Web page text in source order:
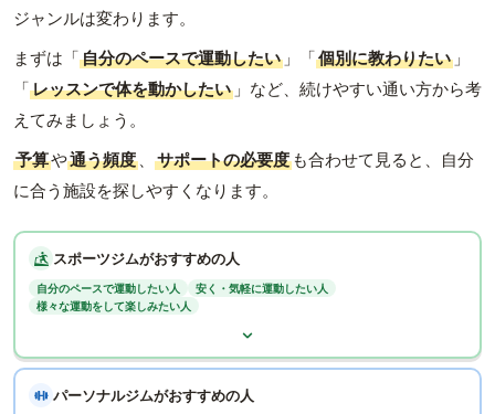
ジャンルは変わります。
まずは「自分のペースで運動したい 」「個別に教わりたい 」
「レッスンで体を動かしたい 」など、続けやすい通い方から考
えてみましょう。
予算や通う頻度 、 サポートの必要度 も合わせて見ると、自分
に合う施設を探しやすくなります。
スポーツジムがおすすめの人
自分のペースで運動したい人
安く・気軽に運動したい人
様々な運動をして楽しみたい人
パーソナルジムがおすすめの人